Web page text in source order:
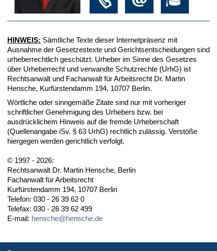
HINWEIS: Sämtliche Texte dieser Internetpräsenz mit
Ausnahme der Gesetzestexte und Gerichtsentscheidungen sind
urheberrechtlich geschützt. Urheber im Sinne des Gesetzes
über Urheberrecht und verwandte Schutzrechte (UrhG) ist
Rechtsanwalt und Fachanwalt für Arbeitsrecht Dr. Martin
Hensche, Kurfürstendamm 194, 10707 Berlin.
Wörtliche oder sinngemäße Zitate sind nur mit vorheriger
schriftlicher Genehmigung des Urhebers bzw. bei
ausdrücklichem Hinweis auf die fremde Urheberschaft
(Quellenangabe iSv. § 63 UrhG) rechtlich zulässig. Verstöße
hiergegen werden gerichtlich verfolgt.
© 1997 - 2026:
Rechtsanwalt Dr. Martin Hensche, Berlin
Fachanwalt für Arbeitsrecht
Kurfürstendamm 194, 10707 Berlin
Telefon: 030 - 26 39 62 0
Telefax: 030 - 26 39 62 499
E-mail: hensche@hensche.de